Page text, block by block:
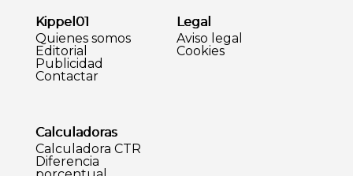
Kippel01
Quienes somos
Editorial
Publicidad
Contactar
Legal
Aviso legal
Cookies
Calculadoras
Calculadora CTR
Diferencia